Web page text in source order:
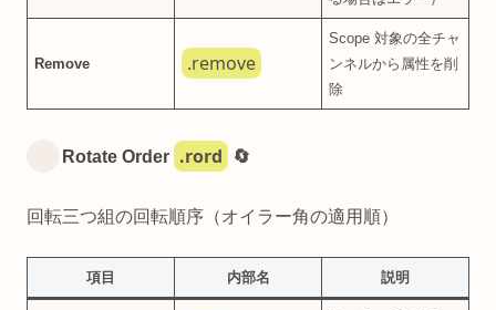
Remove .remove
Scope 対象の全チャ
ンネルから属性を削
除
Rotate Order .rord 🔄
回転三つ組の回転順序（オイラー角の適用順）
項目 内部名 説明